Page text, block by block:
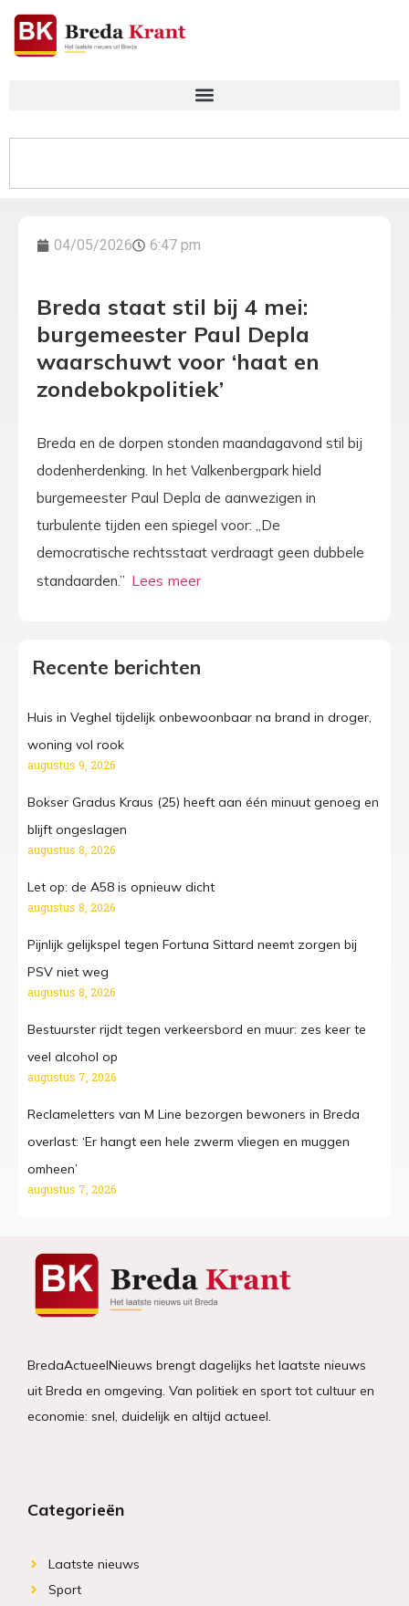
04/05/2026 6:47 pm
Breda staat stil bij 4 mei:
burgemeester Paul Depla
waarschuwt voor ‘haat en
zondebokpolitiek’
Breda en de dorpen stonden maandagavond stil bij
dodenherdenking. In het Valkenbergpark hield
burgemeester Paul Depla de aanwezigen in
turbulente tijden een spiegel voor: „De
democratische rechtsstaat verdraagt geen dubbele
standaarden.”
Recente berichten
Huis in Veghel tijdelijk onbewoonbaar na brand in droger,
woning vol rook
augustus 9, 2026
Bokser Gradus Kraus (25) heeft aan één minuut genoeg en
blijft ongeslagen
augustus 8, 2026
Let op: de A58 is opnieuw dicht
augustus 8, 2026
Pijnlijk gelijkspel tegen Fortuna Sittard neemt zorgen bij
PSV niet weg
augustus 8, 2026
Bestuurster rijdt tegen verkeersbord en muur: zes keer te
veel alcohol op
augustus 7, 2026
Reclameletters van M Line bezorgen bewoners in Breda
overlast: ‘Er hangt een hele zwerm vliegen en muggen
omheen’
augustus 7, 2026
BredaActueelNieuws brengt dagelijks het laatste nieuws
uit Breda en omgeving. Van politiek en sport tot cultuur en
economie: snel, duidelijk en altijd actueel.
Categorieën
Laatste nieuws
Sport